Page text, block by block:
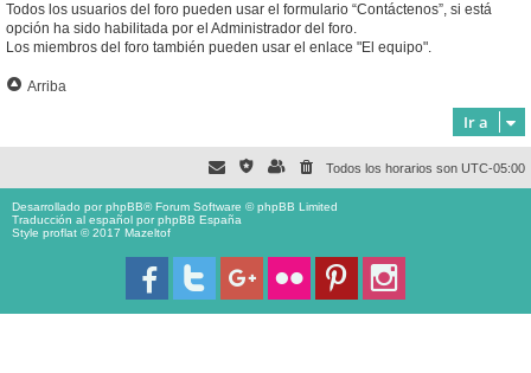
Todos los usuarios del foro pueden usar el formulario “Contáctenos”, si está
opción ha sido habilitada por el Administrador del foro.
Los miembros del foro también pueden usar el enlace "El equipo".
Arriba
Ir a
Todos los horarios son UTC-05:00
Desarrollado porphpBB® Forum Software © phpBB Limited
Traducción al español porphpBB España
Style proflat © 2017 Mazeltof